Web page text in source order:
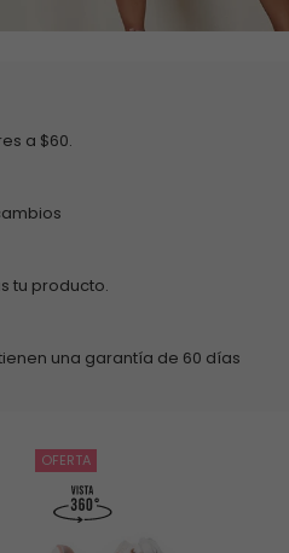
a $60.
tu producto.
una garantía de 60 días
OFERTA